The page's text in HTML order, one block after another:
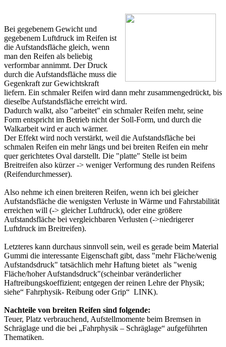
Bei gegebenem Gewicht und
gegebenem Luftdruck im Reifen ist
die Aufstandsfläche gleich, wenn
man den Reifen als beliebig
verformbar annimmt. Der Druck
durch die Aufstandsfläche muss die
Gegenkraft zur Gewichtskraft
liefern. Ein schmaler Reifen wird dann mehr zusammengedrückt, bis
dieselbe Aufstandsfläche erreicht wird.
Dadurch walkt, also "arbeitet" ein schmaler Reifen mehr, seine
Form entspricht im Betrieb nicht der Soll-Form, und durch die
Walkarbeit wird er auch wärmer.
Der Effekt wird noch verstärkt, weil die Aufstandsfläche bei
schmalen Reifen ein mehr längs und bei breiten Reifen ein mehr
quer gerichtetes Oval darstellt. Die "platte" Stelle ist beim
Breitreifen also kürzer -> weniger Verformung des runden Reifens
(Reifendurchmesser).
Also nehme ich einen breiteren Reifen, wenn ich bei gleicher
Aufstandsfläche die wenigsten Verluste in Wärme und Fahrstabilität
erreichen will (-> gleicher Luftdruck), oder eine größere
Aufstandsfläche bei vergleichbaren Verlusten (->niedrigerer
Luftdruck im Breitreifen).
Letzteres kann durchaus sinnvoll sein, weil es gerade beim Material
Gummi die interessante Eigenschaft gibt, dass "mehr Fläche/wenig
Aufstandsdruck" tatsächlich mehr Haftung bietet als "wenig
Fläche/hoher Aufstandsdruck"(scheinbar veränderlicher
Haftreibungskoeffizient; entgegen der reinen Lehre der Physik;
siehe“ Fahrphysik- Reibung oder Grip“ LINK).
Nachteile von breiten Reifen sind folgende:
Teuer, Platz verbrauchend, Aufstellmomente beim Bremsen in
Schräglage und die bei „Fahrphysik – Schräglage“ aufgeführten
Thematiken.